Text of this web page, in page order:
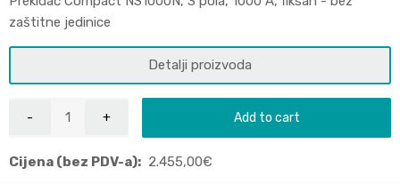
zaštitne jedinice
Detalji proizvoda
Add to cart
Cijena (bez PDV-a): 2.455,00€